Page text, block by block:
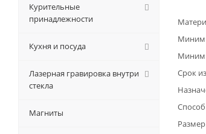
Миним
Миним
Срок
Курительные
принадлежности
Кухня и посуда
Лазерная гравировка внутри
стекла
Магниты